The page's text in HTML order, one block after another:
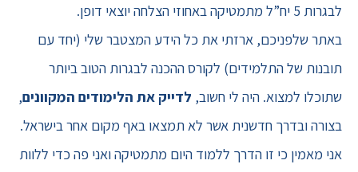
לבגרות 5 יח”ל מתמטיקה באחוזי הצלחה יוצאי דופן.
באתר שלפניכם, ארזתי את כל הידע המצטבר שלי (יחד עם
תובנות של התלמידים) לקורס ההכנה לבגרות הטוב ביותר
שתוכלו למצוא. היה לי חשוב, לדייק את הלימודים המקוונים,
בצורה ובדרך חדשנית אשר לא תמצאו באף מקום אחר בישראל.
אני מאמין כי זו הדרך ללמוד היום מתמטיקה ואני פה כדי ללוות